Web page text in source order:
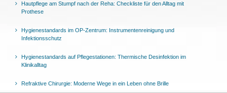
Hautpflege am Stumpf nach der Reha: Checkliste für den Alltag mit
Prothese
Hygienestandards im OP-Zentrum: Instrumentenreinigung und
Infektionsschutz
Hygienestandards auf Pflegestationen: Thermische Desinfektion im
Klinikalltag
Refraktive Chirurgie: Moderne Wege in ein Leben ohne Brille